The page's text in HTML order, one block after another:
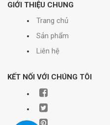
GIỚI THIỆU CHUNG
Trang chủ
Sản phẩm
Liên hệ
KẾT NỐI VỚI CHÚNG TÔI